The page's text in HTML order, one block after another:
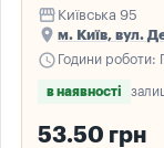
storefront Київська 95
place м. Київ, вул.
schedule Години
в наявності
53.50 грн